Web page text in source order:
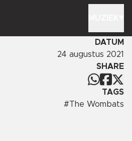
DATUM
24 augustus 2021
SHARE
TAGS
#The Wombats